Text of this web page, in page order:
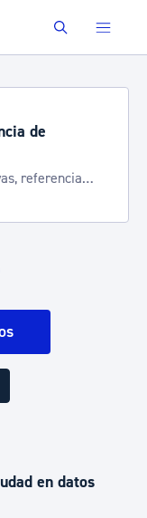
Buscar
de
referencia
en datos